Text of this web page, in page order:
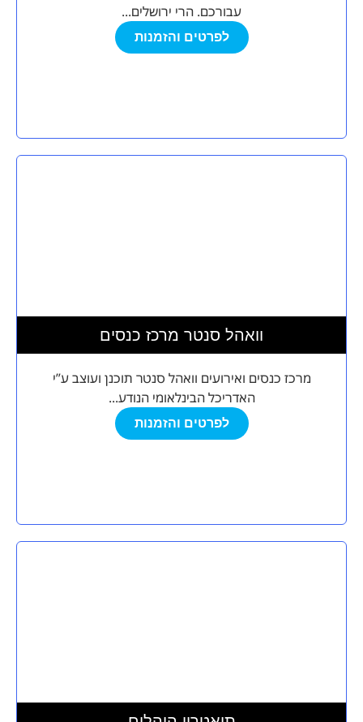
עבורכם. הרי ירושלים...
לפרטים והזמנות
וואהל סנטר מרכז כנסים
מרכז כנסים ואירועים וואהל סנטר תוכנן ועוצב ע”י
האדריכל הבינלאומי הנודע...
לפרטים והזמנות